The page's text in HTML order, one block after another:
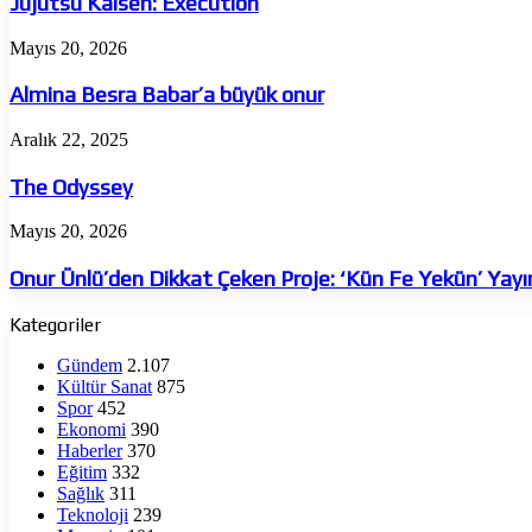
Almina
Babar’a
büyük
onur
Mayıs 20, 2026
Almina Besra Babar’a büyük onur
The
Aralık 22, 2025
The Odyssey
Onur
Dikkat
Çeken
Proje:
‘Kün
Yekün’
Yayında
Mayıs 20, 2026
Onur Ünlü’den Dikkat Çeken Proje: ‘Kün Fe Yekün’
Kategoriler
Gündem 2.107
Kültür Sanat 875
Spor 452
Ekonomi 390
Haberler 370
Eğitim 332
Sağlık 311
Teknoloji 239